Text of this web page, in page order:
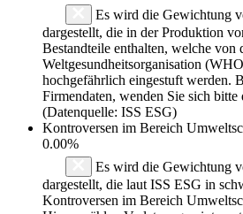
Es wird die Gewichtung
dargestellt, die in der Produktion
Bestandteile enthalten, welche von
Weltgesundheitsorganisation
hochgefährlich eingestuft werden.
Firmendaten, wenden Sie sich
(Datenquelle: ISS ESG)
Kontroversen im Bereich
0.00%
Es wird die Gewichtung
dargestellt, die laut ISS ESG in
Kontroversen im Bereich